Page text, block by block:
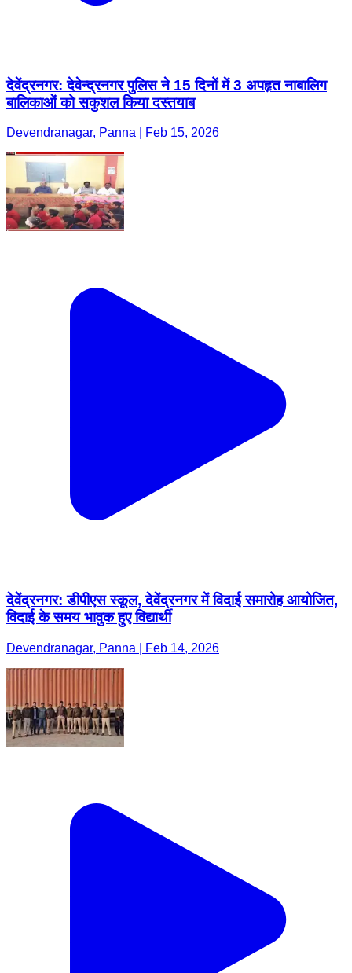
देवेंद्रनगर: देवेन्द्रनगर पुलिस ने 15 दिनों में 3 अपहृत नाबालिग
बालिकाओं को सकुशल किया दस्तयाब
Devendranagar, Panna | Feb 15, 2026
देवेंद्रनगर: डीपीएस स्कूल, देवेंद्रनगर में विदाई समारोह आयोजित,
विदाई के समय भावुक हुए विद्यार्थी
Devendranagar, Panna | Feb 14, 2026